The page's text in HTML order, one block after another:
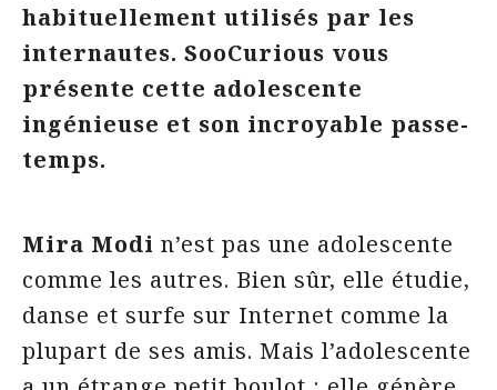
habituellement utilisés par les
internautes. SooCurious vous
présente cette adolescente
ingénieuse et son incroyable passe-
temps.
Mira Modi n’est pas une adolescente
comme les autres. Bien sûr, elle étudie,
danse et surfe sur Internet comme la
plupart de ses amis. Mais l’adolescente